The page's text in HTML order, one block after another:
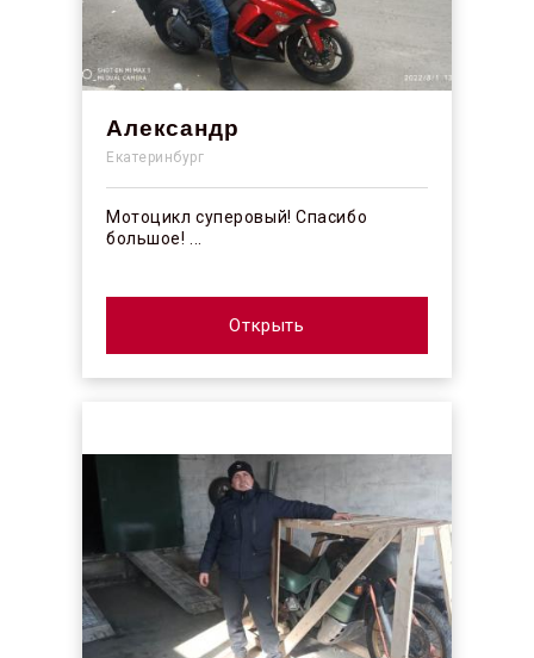
Александр
Екатеринбург
Мотоцикл суперовый! Спасибо
большое! ...
Открыть